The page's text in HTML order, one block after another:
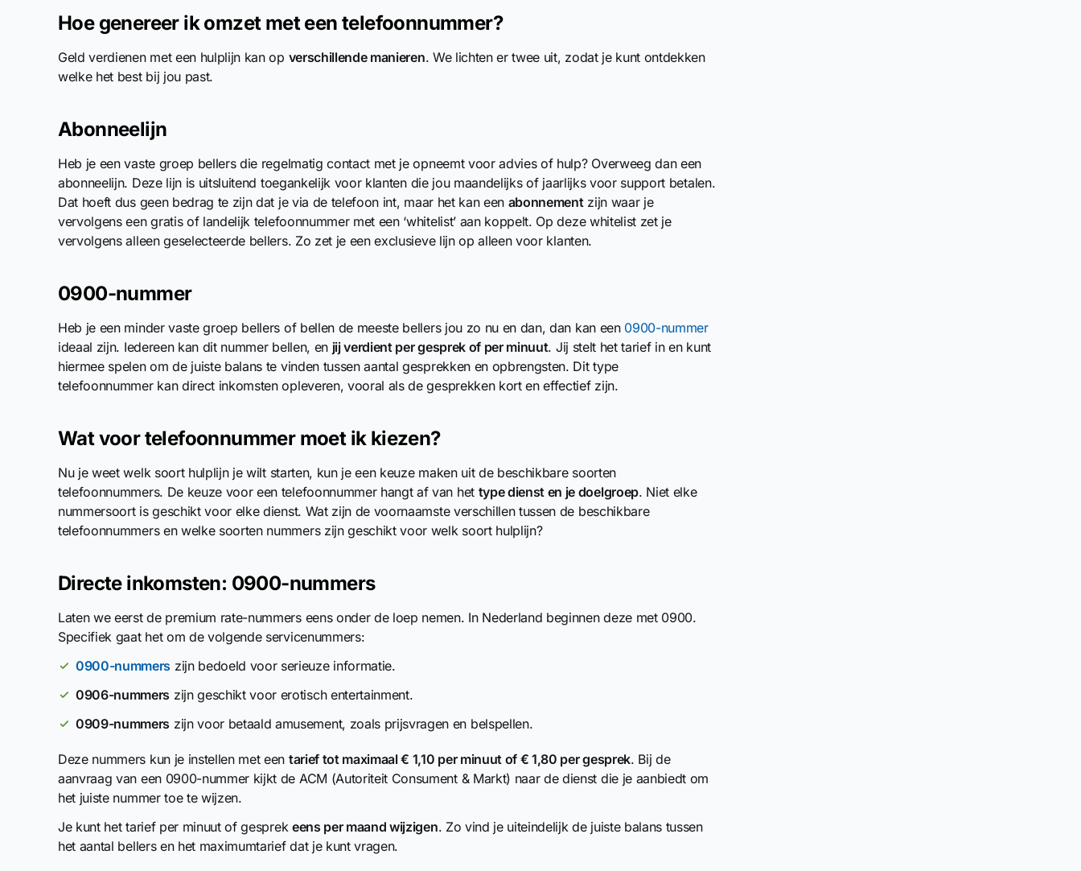
Hoe genereer ik omzet met een telefoonnummer?
Geld verdienen met een hulplijn kan op verschillende manieren. We lichten er twee uit, zodat je kunt ontdekken
welke het best bij jou past.
Abonneelijn
Heb je een vaste groep bellers die regelmatig contact met je opneemt voor advies of hulp? Overweeg dan een
abonneelijn. Deze lijn is uitsluitend toegankelijk voor klanten die jou maandelijks of jaarlijks voor support betalen.
Dat hoeft dus geen bedrag te zijn dat je via de telefoon int, maar het kan een abonnementzijn waar je
vervolgens een gratis of landelijk telefoonnummer met een ‘whitelist’ aan koppelt. Op deze whitelist zet je
vervolgens alleen geselecteerde bellers. Zo zet je een exclusieve lijn op alleen voor klanten.
0900-nummer
Heb je een minder vaste groep bellers of bellen de meeste bellers jou zo nu en dan, dan kan een 0900-nummer
ideaal zijn. Iedereen kan dit nummer bellen, en jij verdient per gesprek of per minuut. Jij stelt het tarief in en kunt
hiermee spelen om de juiste balans te vinden tussen aantal gesprekken en opbrengsten. Dit type
telefoonnummer kan direct inkomsten opleveren, vooral als de gesprekken kort en effectief zijn.
Wat voor telefoonnummer moet ik kiezen?
Nu je weet welk soort hulplijn je wilt starten, kun je een keuze maken uit de beschikbare soorten
telefoonnummers. De keuze voor een telefoonnummer hangt af van het type dienst en je doelgroep. Niet elke
nummersoort is geschikt voor elke dienst. Wat zijn de voornaamste verschillen tussen de beschikbare
telefoonnummers en welke soorten nummers zijn geschikt voor welk soort hulplijn?
Directe inkomsten: 0900-nummers
Laten we eerst de premium rate-nummers eens onder de loep nemen. In Nederland beginnen deze met 0900.
Specifiek gaat het om de volgende servicenummers:
0900-nummers zijn bedoeld voor serieuze informatie.
0906-nummers zijn geschikt voor erotisch entertainment.
0909-nummers zijn voor betaald amusement, zoals prijsvragen en belspellen.
Deze nummers kun je instellen met een tarief tot maximaal € 1,10 per minuut of € 1,80 per gesprek. Bij de
aanvraag van een 0900-nummer kijkt de ACM (Autoriteit Consument & Markt) naar de dienst die je aanbiedt om
het juiste nummer toe te wijzen.
Je kunt het tarief per minuut of gesprek eens per maand wijzigen. Zo vind je uiteindelijk de juiste balans tussen
het aantal bellers en het maximumtarief dat je kunt vragen.